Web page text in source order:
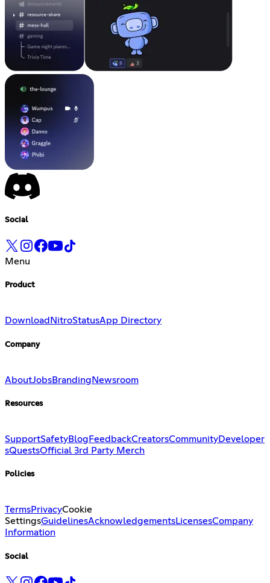
Social
Menu
Product
Download NitroStatusApp Directory
Company
AboutJobsBranding Newsroom
Resources
SupportSafetyBlog FeedbackCreatorsCommunityDeveloper
sQuestsOfficial 3rd Party Merch
Policies
TermsPrivacyCookie
SettingsGuidelinesAcknowledgementsLicensesCompany
Information
Social